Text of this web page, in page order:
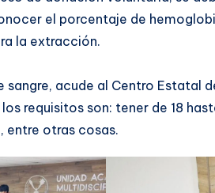
el porcentaje de
la extracción.
acude al Centro Estatal
requisitos son: tener de 18
entre otras cosas.